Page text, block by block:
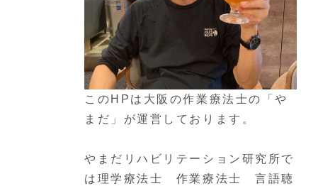
このHPは大阪の作業療法士の「や
まだ」が運営しております。
やまだリハビリテーション研究所で
は理学療法士 作業療法士 言語聴